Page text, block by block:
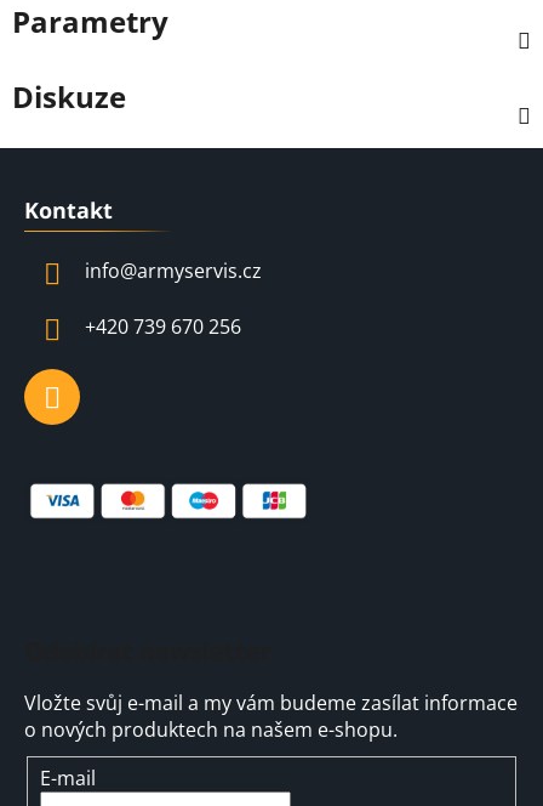
Parametry
Diskuze
Kontakt
info@armyservis.cz
+420 739 670 256
Vložte svůj e-mail a my vám budeme zasílat informace
o nových produktech na našem e-shopu.
E-mail